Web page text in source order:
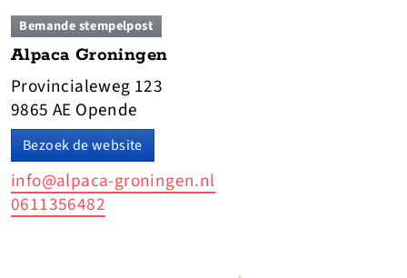
Bemande stempelpost
Alpaca Groningen
Provincialeweg 123
9865 AE Opende
Bezoek de website
info@alpaca-groningen.nl
0611356482